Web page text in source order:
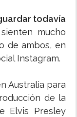
todavía
mucho
de ambos, en
Instagram.
Australia para
de la
Elvis Presley